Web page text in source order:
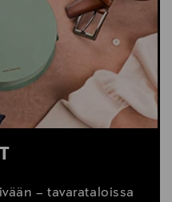
– tavarataloissa